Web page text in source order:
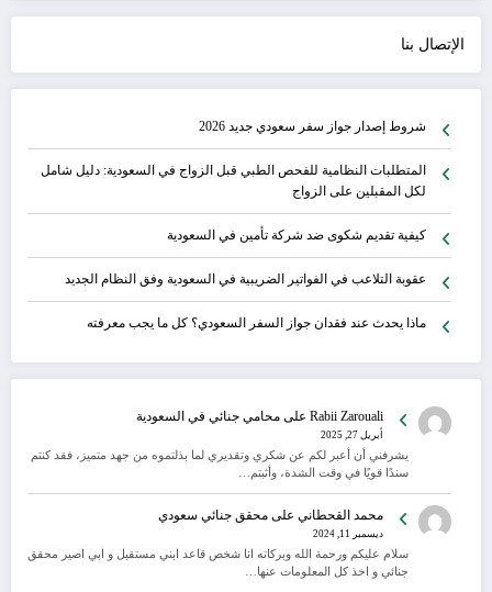
الإتصال بنا
شروط إصدار جواز سفر سعودي جديد 2026
المتطلبات النظامية للفحص الطبي قبل الزواج في السعودية: دليل شامل
لكل المقبلين على الزواج
كيفية تقديم شكوى ضد شركة تأمين في السعودية
عقوبة التلاعب في الفواتير الضريبية في السعودية وفق النظام الجديد
ماذا يحدث عند فقدان جواز السفر السعودي؟ كل ما يجب معرفته
Rabii Zarouali على محامي جنائي في السعودية
أبريل 27, 2025
يشرفني أن أعبر لكم عن شكري وتقديري لما بذلتموه من جهد متميز، فقد كنتم
سندًا قويًا في وقت الشدة، وأثبتم…
محمد القحطاني على محقق جنائي سعودي
ديسمبر 11, 2024
سلام عليكم ورحمة الله وبركاته انا شخص قاعد ابني مستقبل و ابي اصير محقق
جنائي و اخذ كل المعلومات عنها…